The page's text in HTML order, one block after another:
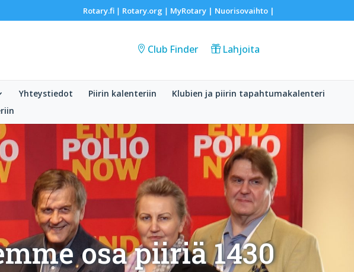
Rotary.fi| Rotary.org | MyRotary | Nuorisovaihto|
Club Finder Lahjoita
Yhteystiedot Piirin kalenteriin
Klubien ja piirin tapahtumakalenteri
osa piiriä 1430